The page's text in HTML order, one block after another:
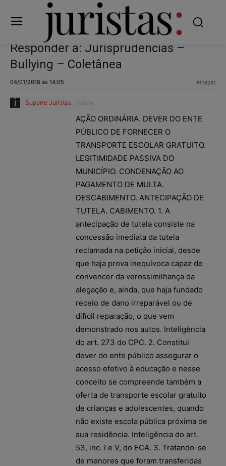
Responder a: Jurisprudências –
Bullying – Coletânea
04/01/2018 às 14:05 #118281
Suporte Juristas Mestre
AÇÃO ORDINÁRIA. DEVER DO ENTE
PÚBLICO DE FORNECER O
TRANSPORTE ESCOLAR GRATUITO.
LEGITIMIDADE PASSIVA DO
MUNICÍPIO. CONDENAÇÃO AO
PAGAMENTO DE MULTA.
DESCABIMENTO. ANTECIPAÇÃO DE
TUTELA. CABIMENTO. 1. A
antecipação de tutela consiste na
concessão imediata da tutela
reclamada na petição inicial, desde
que haja prova inequívoca capaz de
convencer da verossimilhança da
alegação e, ainda, que haja fundado
receio de dano irreparável ou de
difícil reparação, o que vem
demonstrado nos autos. Inteligência
do art. 273 do CPC. 2. Constitui
dever do ente público assegurar o
acesso efetivo à educação e nesse
conceito se compreende também a
oferta de transporte escolar gratuito
de crianças e adolescentes, quando
não existe escola pública próxima de
sua residência. Inteligência do art.
53, inc. I e V, do ECA. 3. Tratando-se
de menores que foram transferidas